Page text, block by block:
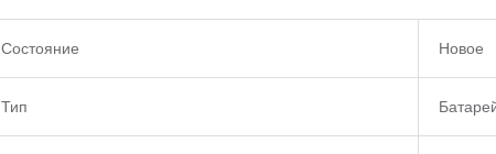
Состояние Новое
Тип